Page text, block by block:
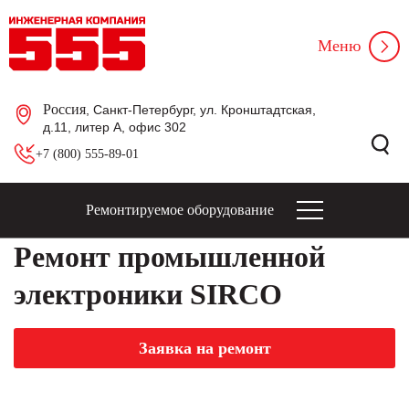
Россия , Санкт-Петербург, ул. Кронштадтская,
д.11, литер А, офис 302
+7 (800) 555-89-01
Меню
Ремонтируемое оборудование
Ремонт промышленной
электроники SIRCO
Заявка на ремонт